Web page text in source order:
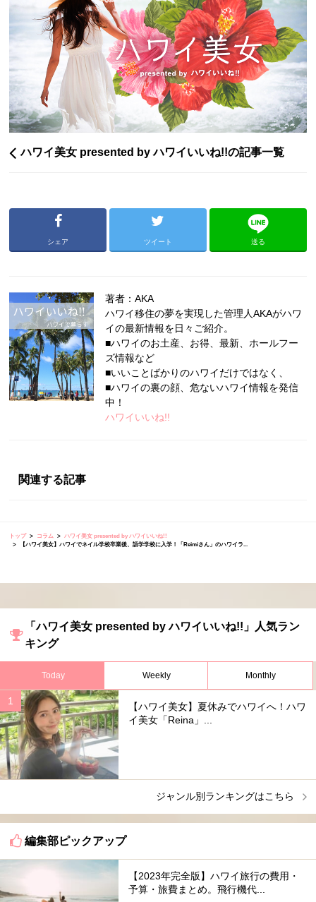
ハワイ美女 presented by ハワイいいね!!の記事一覧
シェア ツイート 送る
著者：AKA
ハワイ移住の夢を実現した管理人AKAがハワ
イの最新情報を日々ご紹介。
■ハワイのお土産、お得、最新、ホールフー
ズ情報など
■いいことばかりのハワイだけではなく、
■ハワイの裏の顔、危ないハワイ情報を発信
中！
ハワイいいね!!
関連する記事
トップ コラム
ハワイ美女 presented by ハワイいいね!!
【ハワイ美女】ハワイでネイル学校卒業後、語学学校に入学！「Reimiさん」のハワイラ...
「ハワイ美女 presented by ハワイいいね!!」人気ラン
キング
Today Weekly Monthly
【ハワイ美女】夏休みでハワイへ！ハワ
イ美女「Reina」...
ジャンル別ランキングはこちら
編集部ピックアップ
【2023年完全版】ハワイ旅行の費用・
予算・旅費まとめ。飛行機代...